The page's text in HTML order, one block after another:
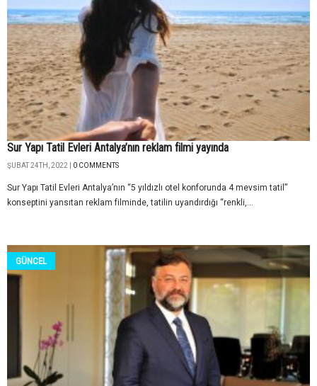
Sur Yapı Tatil Evleri Antalya’nın reklam filmi yayında
ŞUBAT 24TH, 2022 | 0 COMMENTS
Sur Yapı Tatil Evleri Antalya’nın “5 yıldızlı otel konforunda 4 mevsim tatil”
konseptini yansıtan reklam filminde, tatilin uyandırdığı “renkli,...
GÜNCEL